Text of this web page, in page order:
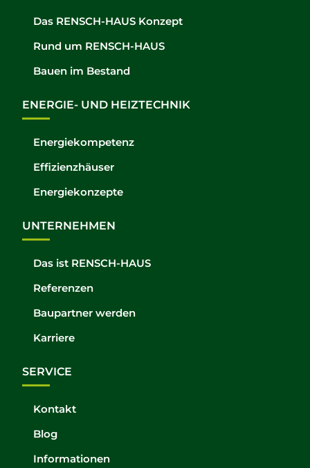
Das RENSCH-HAUS Konzept
Rund um RENSCH-HAUS
Bauen im Bestand
ENERGIE- UND HEIZTECHNIK
Energiekompetenz
Effizienzhäuser
Energiekonzepte
UNTERNEHMEN
Das ist RENSCH-HAUS
Referenzen
Baupartner werden
Karriere
SERVICE
Kontakt
Blog
Informationen